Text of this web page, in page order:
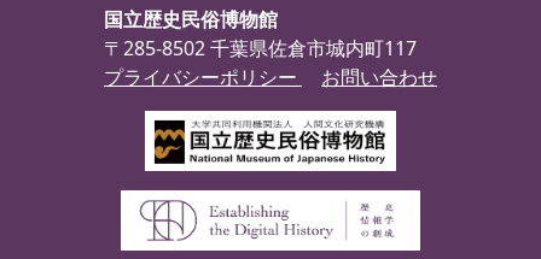
国立歴史民俗博物館
〒285-8502 千葉県佐倉市城内町117
プライバシーポリシー
お問い合わせ